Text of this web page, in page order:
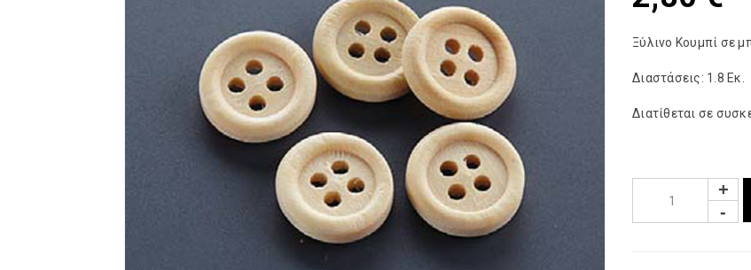
Ξύλινο Κουμπί σε
Διαστάσεις: 1.8 Εκ.
Διατίθεται σε